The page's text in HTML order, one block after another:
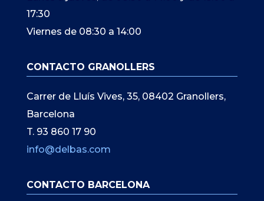
17:30
Viernes de 08:30 a 14:00
CONTACTO GRANOLLERS
Carrer de Lluís Vives, 35, 08402 Granollers,
Barcelona
T. 93 860 17 90
info@delbas.com
CONTACTO BARCELONA